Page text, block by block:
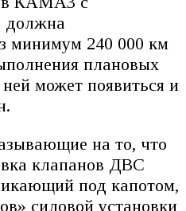
должна
минимум 240 000 км
плановых
может появиться и
на то, что
клапанов ДВС
под капотом,
силовой установки